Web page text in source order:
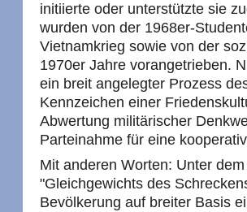
initiierte oder unterstützte sie
wurden von der 1968er-
Vietnamkrieg sowie von der
1970er Jahre vorangetrieben.
ein breit angelegter Prozess
Kennzeichen einer
Abwertung militärischer
Parteinahme für eine
Mit anderen Worten: Unter
"Gleichgewichts des
Bevölkerung auf breiter Basis